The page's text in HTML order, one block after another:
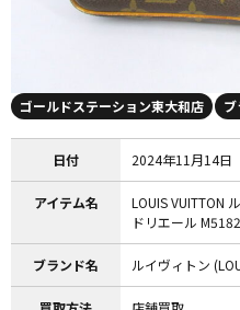
ゴールドステーション東大和店
日付 2024年11月14日
アイテム名
LOUIS VUITTON
ドリエール
ブランド名 ルイヴィトン